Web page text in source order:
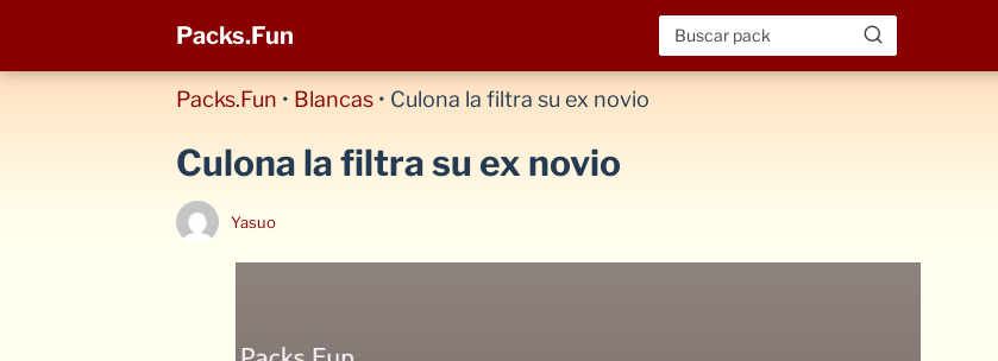
Packs.Fun
Packs.Fun • Blancas • Culona la filtra su ex novio
Culona la filtra su ex novio
Yasuo